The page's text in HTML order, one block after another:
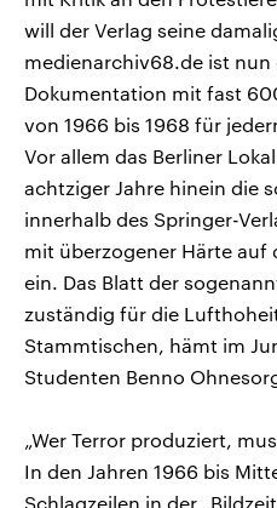
will der Verlag seine
medienarchiv68.de ist nun
Dokumentation mit fast
von 1966 bis 1968 für
Vor allem das Berliner
achtziger Jahre hinein die
innerhalb des Springer-
mit überzogener Härte auf
ein. Das Blatt der
zuständig für die
Stammtischen, hämt im
Studenten Benno
„Wer Terror produziert,
In den Jahren 1966 bis
Schlagzeilen in der